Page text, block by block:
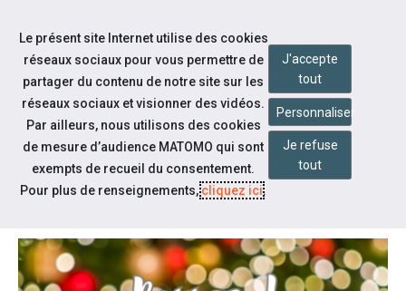
Aller au contenu
Notre actualité
PASSEZ DE BONNES FÊTES !
Le présent site Internet utilise des cookies
réseaux sociaux pour vous permettre de
partager du contenu de notre site sur les
réseaux sociaux et visionner des vidéos.
Par ailleurs, nous utilisons des cookies
de mesure d’audience MATOMO qui sont
exempts de recueil du consentement.
Pour plus de renseignements,cliquez ici.
J'accepte
tout
Personnaliser
Je refuse
tout